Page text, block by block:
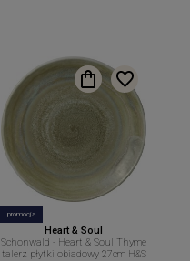
promocja
Heart & Soul
Schonwald - Heart & Soul Thyme
talerz płytki obiadowy 27cm H&S